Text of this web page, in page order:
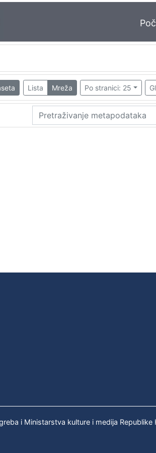
Lista Mreža Po stranici: 25
i Ministarstva kulture i medija Republike